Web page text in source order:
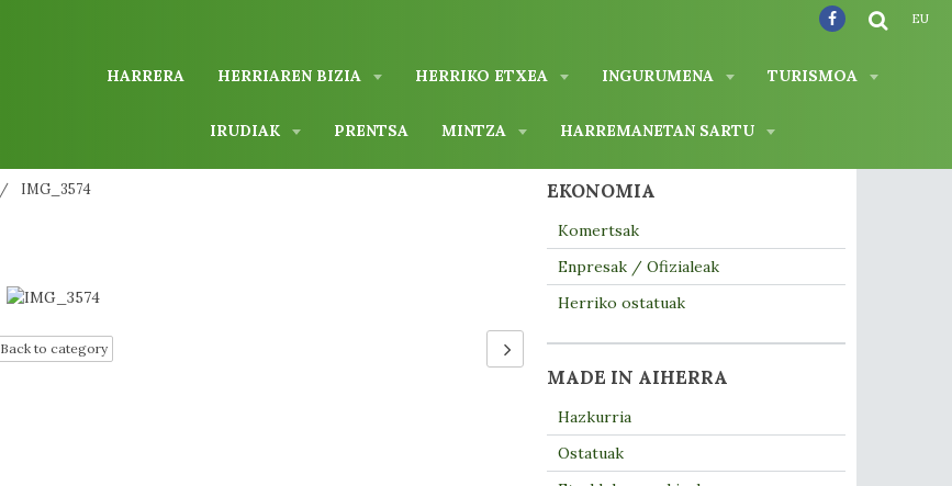
HARRERA HERRIAREN BIZIA HERRIKO ETXEA INGURUMENA TURISMOA
IRUDIAK PRENTSA MINTZA HARREMANETAN SARTU
EU
IMG_3574
Back to category
EKONOMIA
Komertsak
Enpresak / Ofizialeak
Herriko ostatuak
MADE IN AIHERRA
Hazkurria
Ostatuak